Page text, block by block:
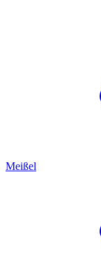
Meißel